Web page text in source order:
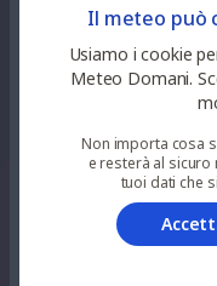
31
2%
UV
34° UV
UV
Il meteo può
Usiamo i cookie
Meteo Domani.
Non importa cosa
e resterà al
tuoi dati che